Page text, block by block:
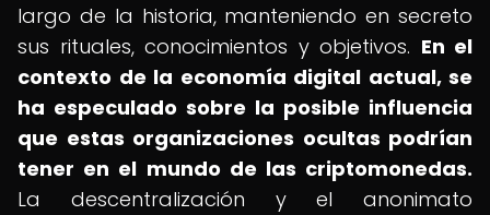
largo de la historia, manteniendo en secreto
sus rituales, conocimientos y objetivos. En el
contexto de la economía digital actual, se
ha especulado sobre la posible influencia
que estas organizaciones ocultas podrían
tener en el mundo de las criptomonedas.
La descentralización y el anonimato